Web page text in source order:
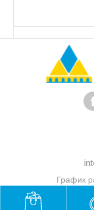
комплекте есть
График